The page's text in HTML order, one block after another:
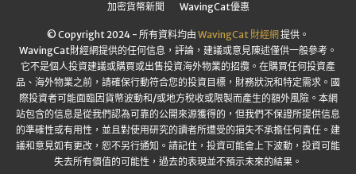
加密貨幣新聞
WavingCat優惠
© Copyright 2024 - 所有資料均由 WavingCat 財經網提供。
WavingCat財經網提供的任何信息，評論，建議或意見陳述僅供一般參考。
它不是個人投資建議或購買或出售投資海外物業的招攬。在購買任何投資產
品、海外物業之前，請確保行動符合您的投資目標，財務狀況和特定需求。國
際投資者可能面臨因貨幣波動和/或地方稅收或限製而產生的額外風險。本網
站包含的信息是從我們認為可靠的公開來源獲得的，但我們不保證所提供信息
的準確性或有用性，並且對使用研究的讀者所遭受的損失不承擔任何責任。建
議和意見如有更改，恕不另行通知。請記住，投資可能會上下波動，投資可能
失去所有價值的可能性，過去的表現並不預示未來的結果。